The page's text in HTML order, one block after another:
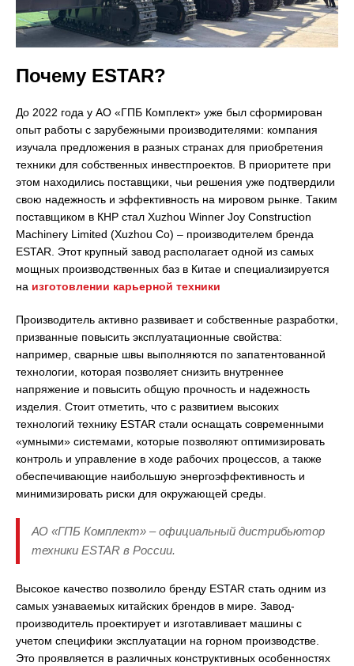
Почему ESTAR?
До 2022 года у АО «ГПБ Комплект» уже был сформирован
опыт работы с зарубежными производителями: компания
изучала предложения в разных странах для приобретения
техники для собственных инвестпроектов. В приоритете при
этом находились поставщики, чьи решения уже подтвердили
свою надежность и эффективность на мировом рынке. Таким
поставщиком в КНР стал Xuzhou Winner Joy Construction
Machinery Limited (Xuzhou Co) – производителем бренда
ESTAR. Этот крупный завод располагает одной из самых
мощных производственных баз в Китае и специализируется
на изготовлении карьерной техники
Производитель активно развивает и собственные разработки,
призванные повысить эксплуатационные свойства:
например, сварные швы выполняются по запатентованной
технологии, которая позволяет снизить внутреннее
напряжение и повысить общую прочность и надежность
изделия. Стоит отметить, что с развитием высоких
технологий технику ESTAR стали оснащать современными
«умными» системами, которые позволяют оптимизировать
контроль и управление в ходе рабочих процессов, а также
обеспечивающие наибольшую энергоэффективность и
минимизировать риски для окружающей среды.
АО «ГПБ Комплект» – официальный дистрибьютор
техники ESTAR в России.
Высокое качество позволило бренду ESTAR стать одним из
самых узнаваемых китайских брендов в мире. Завод-
производитель проектирует и изготавливает машины с
учетом специфики эксплуатации на горном производстве.
Это проявляется в различных конструктивных особенностях